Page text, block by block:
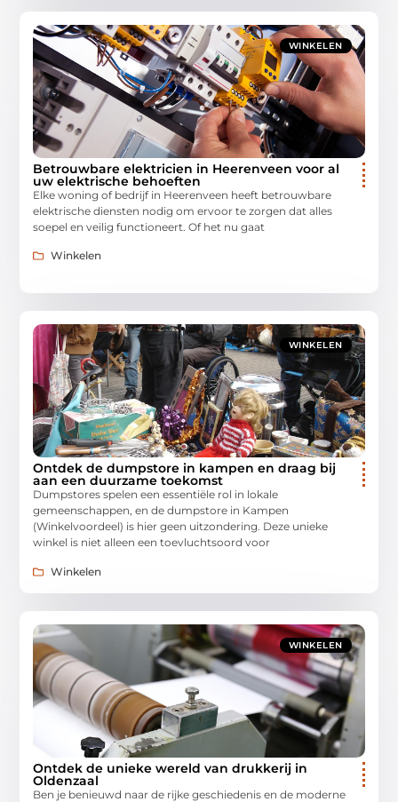
WINKELEN
Betrouwbare elektricien in Heerenveen voor al
uw elektrische behoeften
Elke woning of bedrijf in Heerenveen heeft betrouwbare
elektrische diensten nodig om ervoor te zorgen dat alles
soepel en veilig functioneert. Of het nu gaat
Winkelen
WINKELEN
Ontdek de dumpstore in kampen en draag bij
aan een duurzame toekomst
Dumpstores spelen een essentiële rol in lokale
gemeenschappen, en de dumpstore in Kampen
(Winkelvoordeel) is hier geen uitzondering. Deze unieke
winkel is niet alleen een toevluchtsoord voor
Winkelen
WINKELEN
Ontdek de unieke wereld van drukkerij in
Oldenzaal
Ben je benieuwd naar de rijke geschiedenis en de moderne